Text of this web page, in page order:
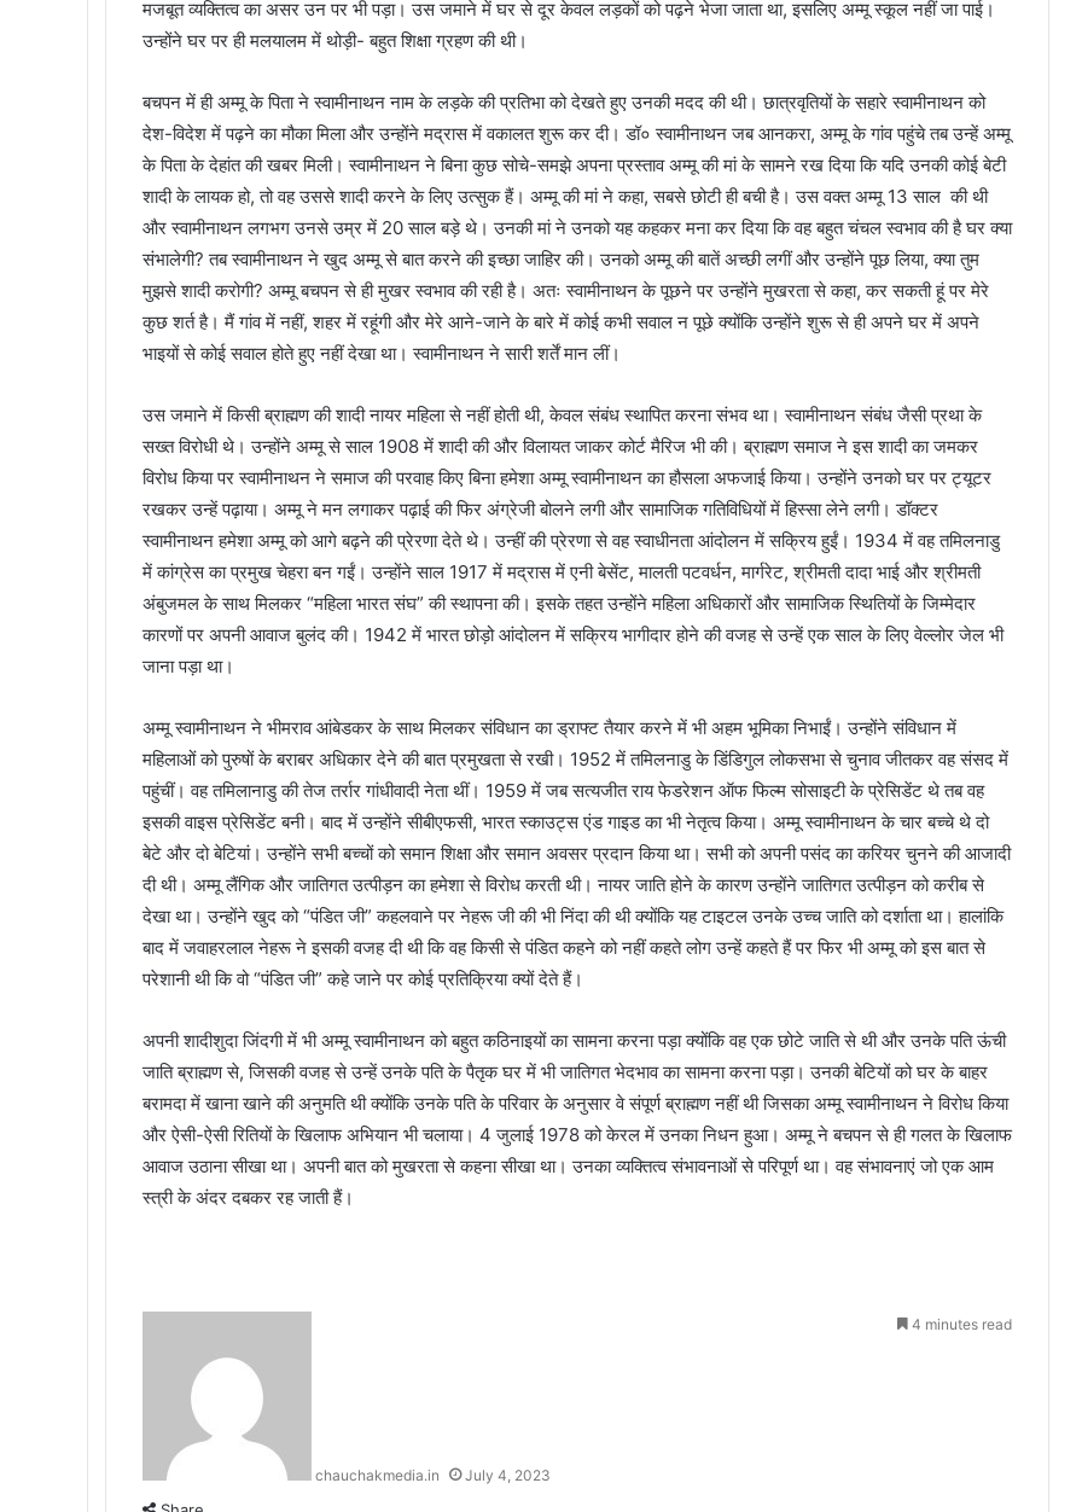
मजबूत व्यक्तित्व का असर उन पर भी पड़ा। उस जमाने में घर से दूर केवल लड़कों को पढ़ने भेजा जाता था, इसलिए अम्मू स्कूल नहीं जा पाई।
उन्होंने घर पर ही मलयालम में थोड़ी- बहुत शिक्षा ग्रहण की थी।
बचपन में ही अम्मू के पिता ने स्वामीनाथन नाम के लड़के की प्रतिभा को देखते हुए उनकी मदद की थी। छात्रवृतियों के सहारे स्वामीनाथन को
देश-विदेश में पढ़ने का मौका मिला और उन्होंने मद्रास में वकालत शुरू कर दी। डॉ० स्वामीनाथन जब आनकरा, अम्मू के गांव पहुंचे तब उन्हें अम्मू
के पिता के देहांत की खबर मिली। स्वामीनाथन ने बिना कुछ सोचे-समझे अपना प्रस्ताव अम्मू की मां के सामने रख दिया कि यदि उनकी कोई बेटी
शादी के लायक हो, तो वह उससे शादी करने के लिए उत्सुक हैं। अम्मू की मां ने कहा, सबसे छोटी ही बची है। उस वक्त अम्मू 13 साल की थी
और स्वामीनाथन लगभग उनसे उम्र में 20 साल बड़े थे। उनकी मां ने उनको यह कहकर मना कर दिया कि वह बहुत चंचल स्वभाव की है घर क्या
संभालेगी? तब स्वामीनाथन ने खुद अम्मू से बात करने की इच्छा जाहिर की। उनको अम्मू की बातें अच्छी लगीं और उन्होंने पूछ लिया, क्या तुम
मुझसे शादी करोगी? अम्मू बचपन से ही मुखर स्वभाव की रही है। अतः स्वामीनाथन के पूछने पर उन्होंने मुखरता से कहा, कर सकती हूं पर मेरे
कुछ शर्त है। मैं गांव में नहीं, शहर में रहूंगी और मेरे आने-जाने के बारे में कोई कभी सवाल न पूछे क्योंकि उन्होंने शुरू से ही अपने घर में अपने
भाइयों से कोई सवाल होते हुए नहीं देखा था। स्वामीनाथन ने सारी शर्तें मान लीं।
उस जमाने में किसी ब्राह्मण की शादी नायर महिला से नहीं होती थी, केवल संबंध स्थापित करना संभव था। स्वामीनाथन संबंध जैसी प्रथा के
सख्त विरोधी थे। उन्होंने अम्मू से साल 1908 में शादी की और विलायत जाकर कोर्ट मैरिज भी की। ब्राह्मण समाज ने इस शादी का जमकर
विरोध किया पर स्वामीनाथन ने समाज की परवाह किए बिना हमेशा अम्मू स्वामीनाथन का हौसला अफजाई किया। उन्होंने उनको घर पर ट्यूटर
रखकर उन्हें पढ़ाया। अम्मू ने मन लगाकर पढ़ाई की फिर अंग्रेजी बोलने लगी और सामाजिक गतिविधियों में हिस्सा लेने लगी। डॉक्टर
स्वामीनाथन हमेशा अम्मू को आगे बढ़ने की प्रेरणा देते थे। उन्हीं की प्रेरणा से वह स्वाधीनता आंदोलन में सक्रिय हुईं। 1934 में वह तमिलनाडु
में कांग्रेस का प्रमुख चेहरा बन गईं। उन्होंने साल 1917 में मद्रास में एनी बेसेंट, मालती पटवर्धन, मार्गरेट, श्रीमती दादा भाई और श्रीमती
अंबुजमल के साथ मिलकर “महिला भारत संघ” की स्थापना की। इसके तहत उन्होंने महिला अधिकारों और सामाजिक स्थितियों के जिम्मेदार
कारणों पर अपनी आवाज बुलंद की। 1942 में भारत छोड़ो आंदोलन में सक्रिय भागीदार होने की वजह से उन्हें एक साल के लिए वेल्लोर जेल भी
जाना पड़ा था।
अम्मू स्वामीनाथन ने भीमराव आंबेडकर के साथ मिलकर संविधान का ड्राफ्ट तैयार करने में भी अहम भूमिका निभाईं। उन्होंने संविधान में
महिलाओं को पुरुषों के बराबर अधिकार देने की बात प्रमुखता से रखी। 1952 में तमिलनाडु के डिंडिगुल लोकसभा से चुनाव जीतकर वह संसद में
पहुंचीं। वह तमिलानाडु की तेज तर्रार गांधीवादी नेता थीं। 1959 में जब सत्यजीत राय फेडरेशन ऑफ फिल्म सोसाइटी के प्रेसिडेंट थे तब वह
इसकी वाइस प्रेसिडेंट बनी। बाद में उन्होंने सीबीएफसी, भारत स्काउट्स एंड गाइड का भी नेतृत्व किया। अम्मू स्वामीनाथन के चार बच्चे थे दो
बेटे और दो बेटियां। उन्होंने सभी बच्चों को समान शिक्षा और समान अवसर प्रदान किया था। सभी को अपनी पसंद का करियर चुनने की आजादी
दी थी। अम्मू लैंगिक और जातिगत उत्पीड़न का हमेशा से विरोध करती थी। नायर जाति होने के कारण उन्होंने जातिगत उत्पीड़न को करीब से
देखा था। उन्होंने खुद को “पंडित जी” कहलवाने पर नेहरू जी की भी निंदा की थी क्योंकि यह टाइटल उनके उच्च जाति को दर्शाता था। हालांकि
बाद में जवाहरलाल नेहरू ने इसकी वजह दी थी कि वह किसी से पंडित कहने को नहीं कहते लोग उन्हें कहते हैं पर फिर भी अम्मू को इस बात से
परेशानी थी कि वो “पंडित जी” कहे जाने पर कोई प्रतिक्रिया क्यों देते हैं।
अपनी शादीशुदा जिंदगी में भी अम्मू स्वामीनाथन को बहुत कठिनाइयों का सामना करना पड़ा क्योंकि वह एक छोटे जाति से थी और उनके पति ऊंची
जाति ब्राह्मण से, जिसकी वजह से उन्हें उनके पति के पैतृक घर में भी जातिगत भेदभाव का सामना करना पड़ा। उनकी बेटियों को घर के बाहर
बरामदा में खाना खाने की अनुमति थी क्योंकि उनके पति के परिवार के अनुसार वे संपूर्ण ब्राह्मण नहीं थी जिसका अम्मू स्वामीनाथन ने विरोध किया
और ऐसी-ऐसी रितियों के खिलाफ अभियान भी चलाया। 4 जुलाई 1978 को केरल में उनका निधन हुआ। अम्मू ने बचपन से ही गलत के खिलाफ
आवाज उठाना सीखा था। अपनी बात को मुखरता से कहना सीखा था। उनका व्यक्तित्व संभावनाओं से परिपूर्ण था। वह संभावनाएं जो एक आम
स्त्री के अंदर दबकर रह जाती हैं।
chauchakmedia.in July 4, 2023
4 minutes read
Aditi Rao Hydari Birthday: जानी-